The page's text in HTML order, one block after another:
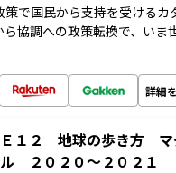
で国民から支持を受けるカ
協調への政策転換で、いま
詳細
Ｅ１２ 地球の歩き方 マ
ル ２０２０～２０２１